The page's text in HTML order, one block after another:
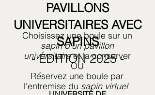
PAVILLONS
UNIVERSITAIRES AVEC
SAPINS
- ÉDITION 2025 -
Choisissez une boule sur un
sapin d'un pavillon
universitaireet la conserver
OU
Réservez une boule par
l'entremise du sapin virtuel